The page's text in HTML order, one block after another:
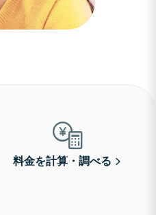
料金を計算・調べる